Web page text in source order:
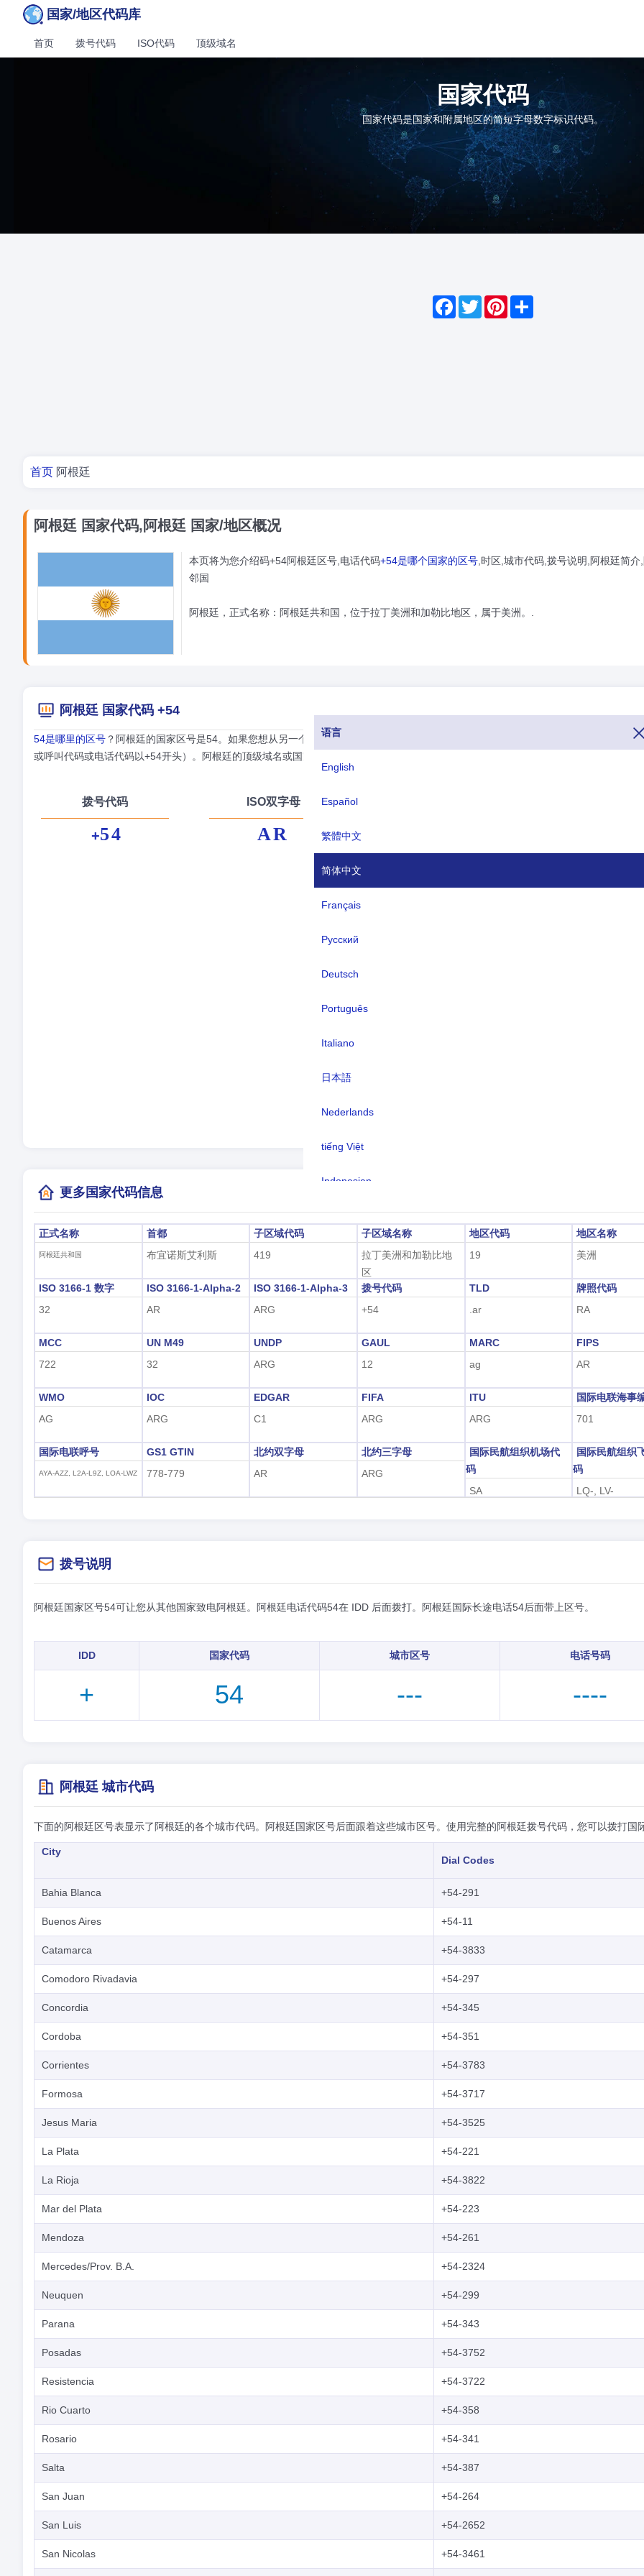
国家/地区代码库
语言
English
Español
繁體中文
简体中文
Français
Русский
Deutsch
Português
Italiano
日本語
Nederlands
tiếng Việt
Indonesian
한국어
首页 拨号代码 ISO代码 顶级域名
国家代码
国家代码是国家和附属地区的简短字母数字标识代码。
Facebook
Twitter
Pinterest
Share
您的位置
首页 阿根廷
阿根廷 国家代码,阿根廷 国家/地区概况
本页将为您介绍码+54阿根廷区号,电话代码+54是哪个国家的区号 ,时区,城市代码,拨号说明,阿根廷简介
邻国
阿根廷，正式名称：阿根廷共和国，位于拉丁美洲和加勒比地区，属于美洲。.
阿根廷 国家代码 +54
54是哪里的区号 ？阿根廷的国家区号是54。如果您想从另一个国家拨打阿根廷电话，您可以在整个电话号码之前拨打数字54（阿根廷的
或呼叫代码或电话代码以+54开头）。阿根廷的顶级域名或国家特定互联网域名以.ar结尾，阿根廷的货币名称是阿根廷比索(ARS)。
拨号代码
+54
ISO双字母
AR
正式名称: 阿根廷共和国
货币:
语言:
时区:
(布宜诺斯艾利斯)
更多国家代码信息
正式名称
阿根廷共和国
首都
布宜诺斯艾利斯
子区域代码
419
子区域名称
拉丁美洲和加勒比地
区
地区代码
19
地区名称
美洲
ISO 3166-1 数字
32
ISO 3166-1-Alpha-2
AR
ISO 3166-1-Alpha-3
ARG
拨号代码
+54
TLD
.ar
牌照代码
RA
MCC
722
UN M49
32
UNDP
ARG
GAUL
12
MARC
ag
FIPS
AR
WMO
AG
IOC
ARG
EDGAR
C1
FIFA
ARG
ITU
ARG
国际电联海事
701
国际电联呼号
AYA-AZZ, L2A-L9Z, LOA-LWZ
GS1 GTIN
778-779
北约双字母
AR
北约三字母
ARG
国际民航组织机场代
码
SA
国际民航组织
码
LQ-, LV-
拨号说明
阿根廷国家区号54可让您从其他国家致电阿根廷。阿根廷电话代码54在 IDD 后面拨打。阿根廷国际长途电话54后面带上区号。
IDD 国家代码 城市区号 电话号码
+ 54 --- ----
阿根廷 城市代码
下面的阿根廷区号表显示了阿根廷的各个城市代码。阿根廷国家区号后面跟着这些城市区号。使用完整的阿根廷拨号代码，您可以拨打国
City
Dial Codes
Bahia Blanca +54-291
Buenos Aires +54-11
Catamarca +54-3833
Comodoro Rivadavia +54-297
Concordia +54-345
Cordoba +54-351
Corrientes +54-3783
Formosa +54-3717
Jesus Maria +54-3525
La Plata +54-221
La Rioja +54-3822
Mar del Plata +54-223
Mendoza +54-261
Mercedes/Prov. B.A. +54-2324
Neuquen +54-299
Parana +54-343
Posadas +54-3752
Resistencia +54-3722
Rio Cuarto +54-358
Rosario +54-341
Salta +54-387
San Juan +54-264
San Luis +54-2652
San Nicolas +54-3461